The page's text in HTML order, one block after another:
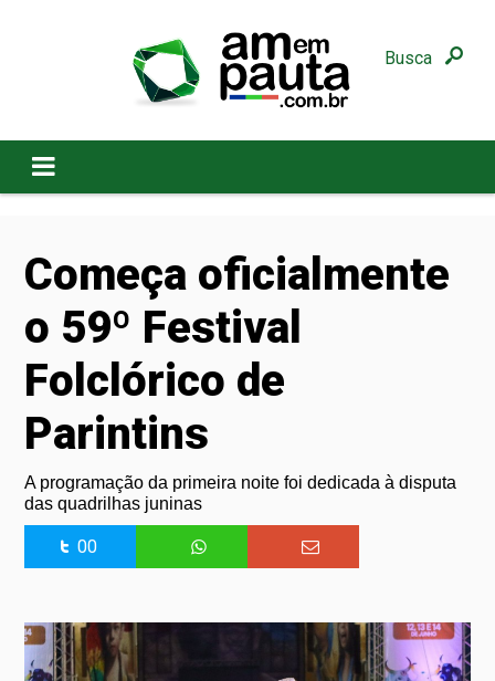
Busca
Começa oficialmente
o 59º Festival
Folclórico de
Parintins
A programação da primeira noite foi dedicada à disputa
das quadrilhas juninas
00